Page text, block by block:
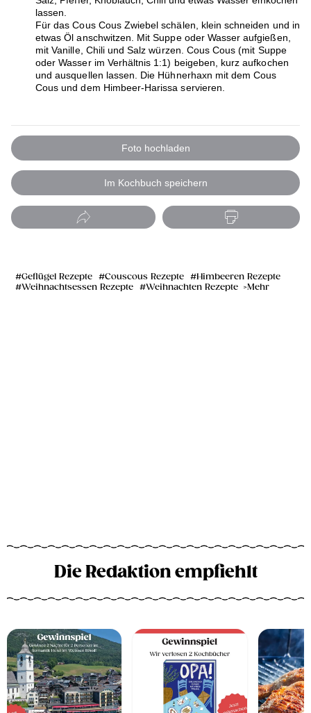
lassen.
Für das Cous Cous Zwiebel schälen, klein schneiden und in
etwas Öl anschwitzen. Mit Suppe oder Wasser aufgießen,
mit Vanille, Chili und Salz würzen. Cous Cous (mit Suppe
oder Wasser im Verhältnis 1:1) beigeben, kurz aufkochen
und ausquellen lassen. Die Hühnerhaxn mit dem Cous
Cous und dem Himbeer-Harissa servieren.
Foto hochladen
Im Kochbuch speichern
Geflügel Rezepte Couscous Rezepte
Himbeeren Rezepte
Weihnachtsessen Rezepte
Weihnachten Rezepte Mehr
Die Redaktion empfiehlt